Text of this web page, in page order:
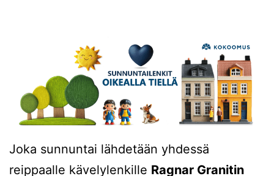
Joka sunnuntai lähdetään yhdessä
reippaalle kävelylenkille Ragnar Granitin